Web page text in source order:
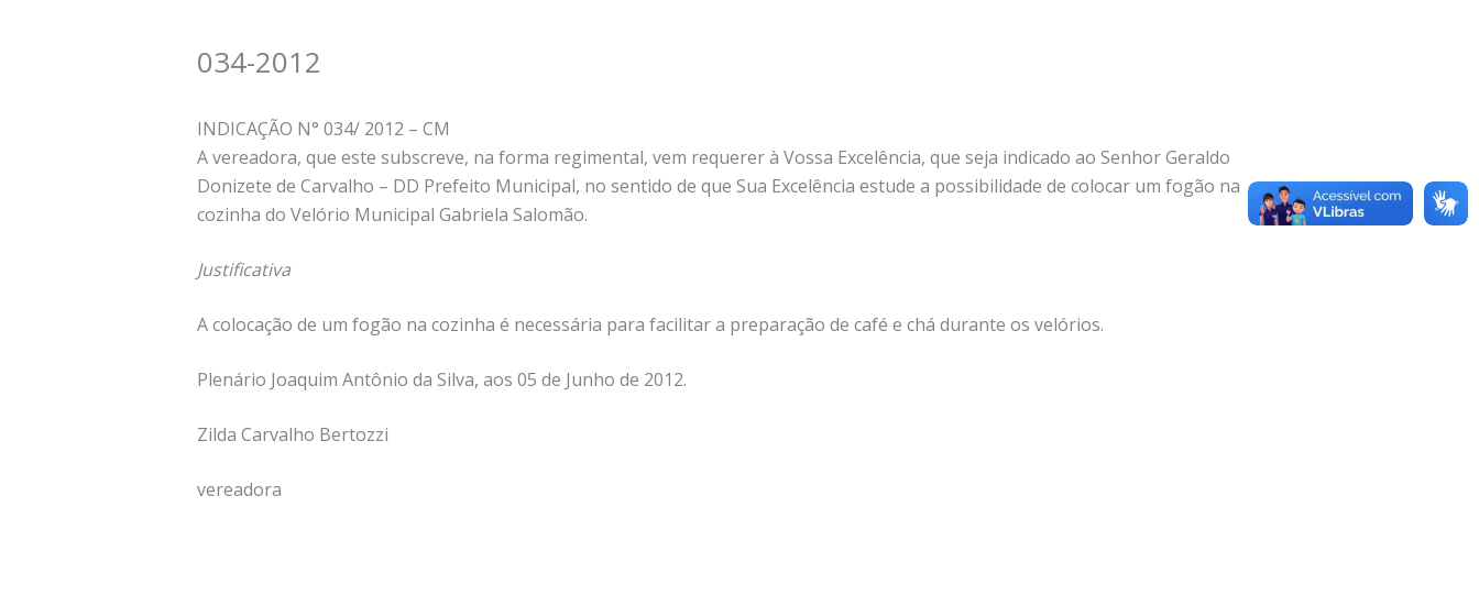
034-2012
INDICAÇÃO N° 034/ 2012 – CM
A vereadora, que este subscreve, na forma regimental, vem requerer à Vossa Excelência, que seja indicado ao Senhor Geraldo
Donizete de Carvalho – DD Prefeito Municipal, no sentido de que Sua Excelência estude a possibilidade de colocar um fogão na
cozinha do Velório Municipal Gabriela Salomão.
Justificativa
A colocação de um fogão na cozinha é necessária para facilitar a preparação de café e chá durante os velórios.
Plenário Joaquim Antônio da Silva, aos 05 de Junho de 2012.
Zilda Carvalho Bertozzi
vereadora